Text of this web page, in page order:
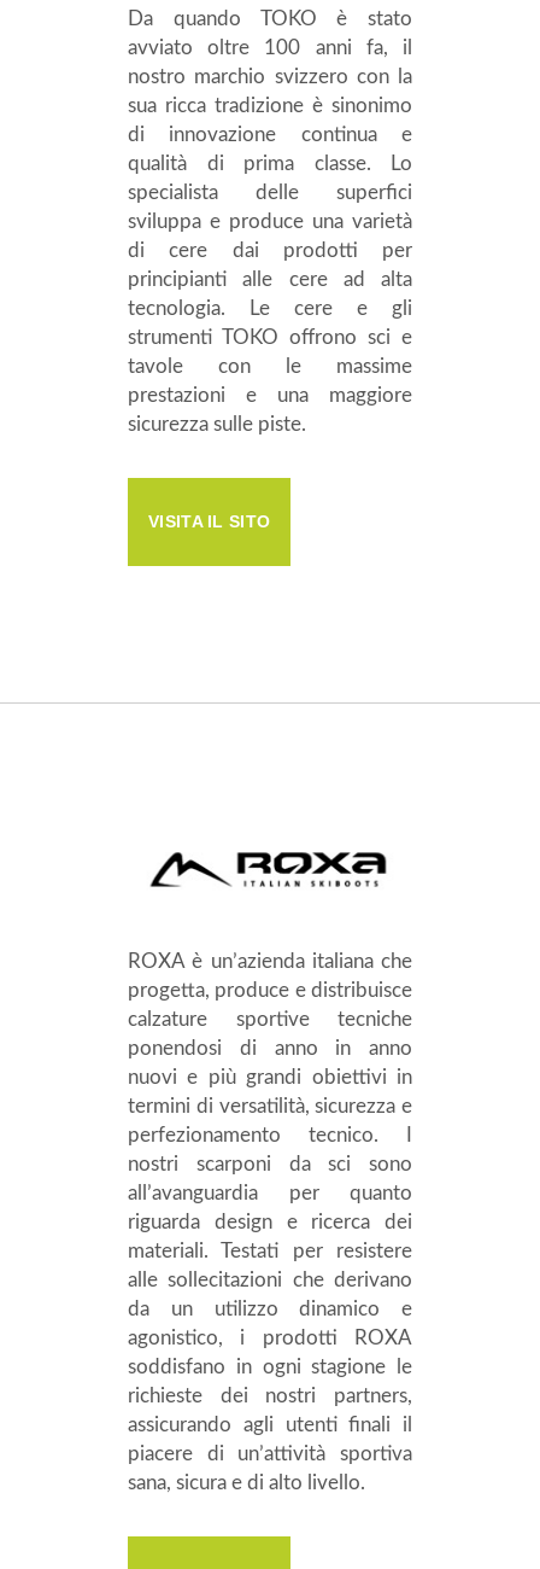
Da quando TOKO è stato
avviato oltre 100 anni fa, il
nostro marchio svizzero con la
sua ricca tradizione è sinonimo
di innovazione continua e
qualità di prima classe. Lo
specialista delle superfici
sviluppa e produce una varietà
di cere dai prodotti per
principianti alle cere ad alta
tecnologia. Le cere e gli
strumenti TOKO offrono sci e
tavole con le massime
prestazioni e una maggiore
sicurezza sulle piste.
VISITA IL SITO
ROXA è un’azienda italiana che
progetta, produce e distribuisce
calzature sportive tecniche
ponendosi di anno in anno
nuovi e più grandi obiettivi in
termini di versatilità, sicurezza e
perfezionamento tecnico. I
nostri scarponi da sci sono
all’avanguardia per quanto
riguarda design e ricerca dei
materiali. Testati per resistere
alle sollecitazioni che derivano
da un utilizzo dinamico e
agonistico, i prodotti ROXA
soddisfano in ogni stagione le
richieste dei nostri partners,
assicurando agli utenti finali il
piacere di un’attività sportiva
sana, sicura e di alto livello.